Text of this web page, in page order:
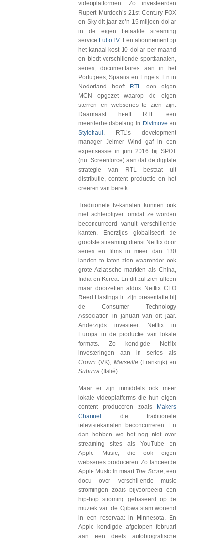
videoplatformen. Zo investeerden
Rupert Murdoch’s 21st Century FOX
en Sky dit jaar zo’n 15 miljoen dollar
in de eigen betaalde streaming
service FuboTV. Een abonnement op
het kanaal kost 10 dollar per maand
en biedt verschillende sportkanalen,
series, documentaires aan in het
Portugees, Spaans en Engels. En in
Nederland heeft
RTL een eigen
MCN opgezet waarop de eigen
sterren en webseries te zien zijn.
Daarnaast heeft RTL een
meerderheidsbelang in Divimove en
Stylehaul . RTL’s development
manager Jelmer Wind gaf in een
expertsessie in juni 2016 bij SPOT
(nu: Screenforce) aan dat de digitale
strategie van RTL bestaat uit
distributie, content productie en het
creëren van bereik.
Traditionele tv-kanalen kunnen ook
niet achterblijven omdat ze worden
beconcurreerd vanuit verschillende
kanten. Enerzijds globaliseert de
grootste streaming dienst Netflix door
series en films in meer dan 130
landen te laten zien waaronder ook
grote Aziatische markten als China,
India en Korea. En dit zal zich alleen
maar doorzetten aldus Netflix CEO
Reed Hastings in zijn presentatie bij
de Consumer Technology
Association in januari van dit jaar.
Anderzijds investeert Netflix in
Europa in de productie van lokale
formats. Zo kondigde Netflix
investeringen aan in series als
Crown (VK), Marseille (Frankrijk) en
Suburra (Italië).
Maar er zijn inmiddels ook meer
lokale videoplatforms die hun eigen
content produceren zoals
Makers
Channel
die traditionele
televisiekanalen beconcurreren. En
dan hebben we het nog niet over
streaming sites als YouTube en
Apple Music, die ook eigen
webseries produceren. Zo lanceerde
Apple Music in maart The Score, een
docu over verschillende music
stromingen zoals bijvoorbeeld een
hip-hop stroming gebaseerd op de
muziek van de Ojibwa stam wonend
in een reservaat in Minnesota. En
Apple kondigde afgelopen februari
aan een deels autobiografische